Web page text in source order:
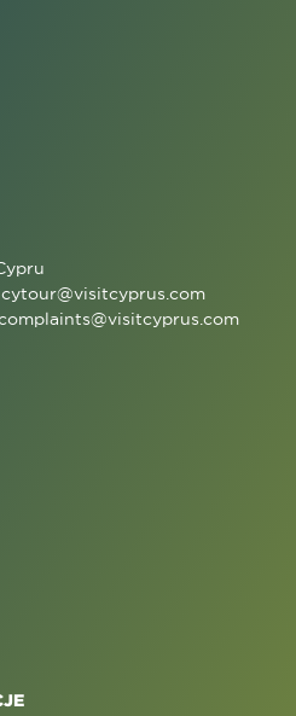
cytour@visitcyprus.com